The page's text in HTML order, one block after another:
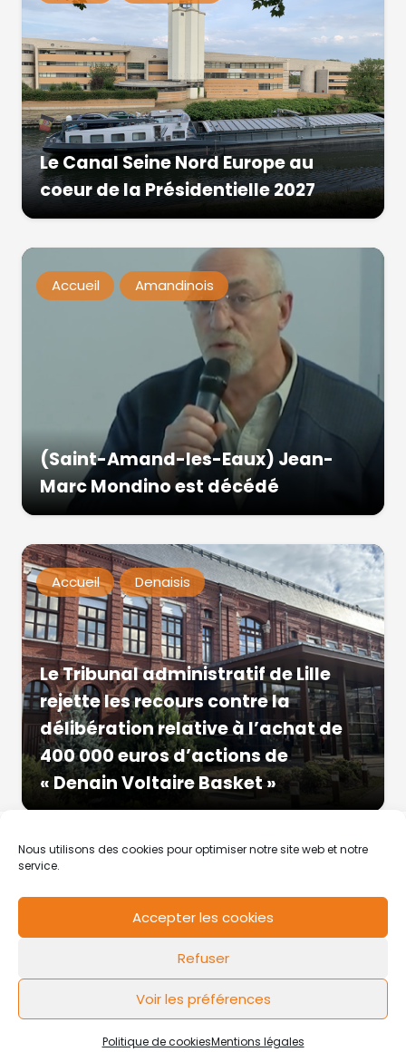
Nous utilisons des cookies pour optimiser notre site web et notre
service.
Accepter les cookies
Refuser
Voir les préférences
Politique de cookiesMentions légales
Le Canal Seine Nord Europe au
coeur de la Présidentielle 2027
Accueil Amandinois
(Saint-Amand-les-Eaux) Jean-
Marc Mondino est décédé
Accueil Denaisis
Le Tribunal administratif de Lille
rejette les recours contre la
délibération relative à l’achat de
400 000 euros d’actions de
« Denain Voltaire Basket »
Mentions légales Politique de cookies
FLOW44